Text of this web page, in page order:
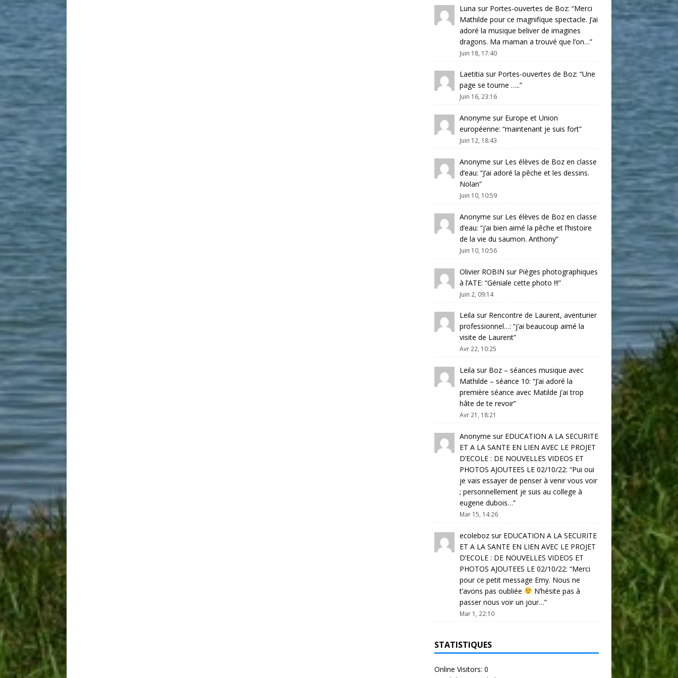
Luna sur Portes-ouvertes de Boz: “Merci
Mathilde pour ce magnifique spectacle. J’ai
adoré la musique beliver de imagines
dragons. Ma maman a trouvé que l’on…”
Juin 18, 17:40
Laetitia sur Portes-ouvertes de Boz: “Une
page se tourne …..”
Juin 16, 23:16
Anonyme sur Europe et Union
européenne: “maintenant je suis fort”
Juin 12, 18:43
Anonyme sur Les élèves de Boz en classe
d’eau: “J’ai adoré la pêche et les dessins.
Nolan”
Juin 10, 10:59
Anonyme sur Les élèves de Boz en classe
d’eau: “j’ai bien aimé la pêche et l’histoire
de la vie du saumon. Anthony”
Juin 10, 10:56
Olivier ROBIN sur Pièges photographiques
à l’ATE: “Géniale cette photo !!!”
Juin 2, 09:14
Leila sur Rencontre de Laurent, aventurier
professionnel…: “j’ai beaucoup aimé la
visite de Laurent”
Avr 22, 10:25
Leila sur Boz – séances musique avec
Mathilde – séance 10: “J’ai adoré la
première séance avec Matilde j’ai trop
hâte de te revoir”
Avr 21, 18:21
Anonyme sur EDUCATION A LA SECURITE
ET A LA SANTE EN LIEN AVEC LE PROJET
D’ECOLE : DE NOUVELLES VIDEOS ET
PHOTOS AJOUTEES LE 02/10/22: “Pui oui
je vais essayer de penser à venir vous voir
; personnellement je suis au college à
eugene dubois…”
Mar 15, 14:26
ecolebozsur EDUCATION A LA SECURITE
ET A LA SANTE EN LIEN AVEC LE PROJET
D’ECOLE : DE NOUVELLES VIDEOS ET
PHOTOS AJOUTEES LE 02/10/22: “Merci
pour ce petit message Emy. Nous ne
t’avons pas oubliée
N’hésite pas à
passer nous voir un jour…”
Mar 1, 22:10
STATISTIQUES
Online Visitors: 0